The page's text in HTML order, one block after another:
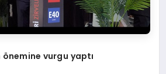
vurgu yaptı